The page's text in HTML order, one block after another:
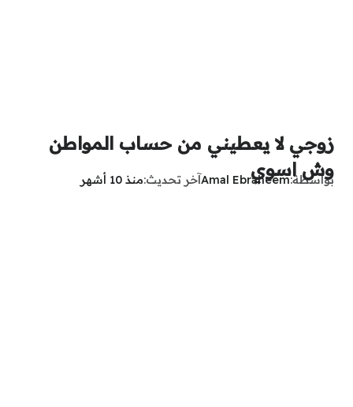
زوجي لا يعطيني من حساب المواطن
وش اسوي
بواسطةAmal Ebraheemآخر تحديث منذ 10 أشهر